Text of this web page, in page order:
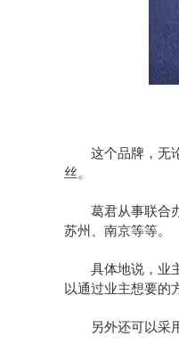
这个品牌，无论
丝。
葛君从事联合办
苏州、南京等等。
具体地说，业主
以通过业主想要的
另外还可以采用